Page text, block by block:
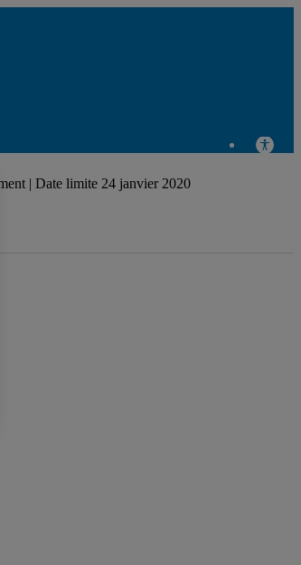
| Date limite 24 janvier 2020